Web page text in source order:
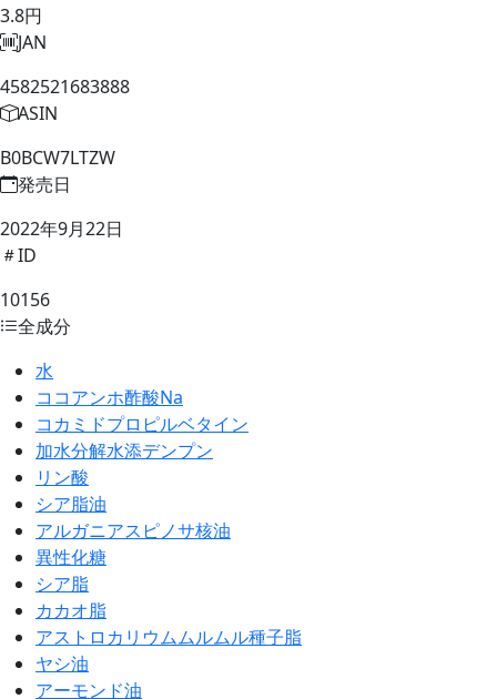
3.8円
JAN
4582521683888
ASIN
B0BCW7LTZW
発売日
2022年9月22日
ID
10156
全成分
水
ココアンホ酢酸Na
コカミドプロピルベタイン
加水分解水添デンプン
リン酸
シア脂油
アルガニアスピノサ核油
異性化糖
シア脂
カカオ脂
アストロカリウムムルムル種子脂
ヤシ油
アーモンド油